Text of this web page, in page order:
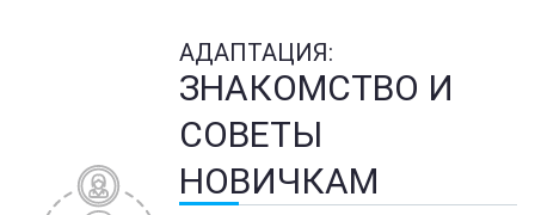
АДАПТАЦИЯ:
ЗНАКОМСТВО И
СОВЕТЫ
НОВИЧКАМ